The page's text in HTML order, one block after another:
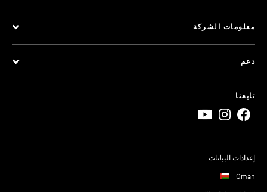
معلومات الشركة
دعم
تابعنا
إعدادات البيانات
Oman